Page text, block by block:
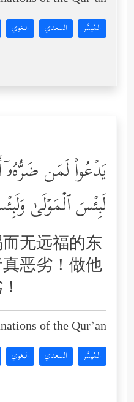
المُيسَّر السعدي البغوي
یَدۡعُواْ لَمَن
لَبِئۡسَ ٱلۡمَوۡلَىٰ
无远福的东
恶劣！做他
of the Qur’an:
المُيسَّر السعدي البغوي